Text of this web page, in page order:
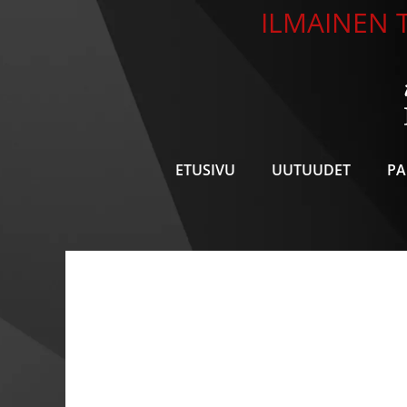
ILMAINEN
ETUSIVU UUTUUDET